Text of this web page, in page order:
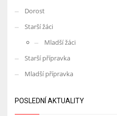
Dorost
Starší žáci
Mladší žáci
Starší přípravka
Mladší přípravka
POSLEDNÍ AKTUALITY